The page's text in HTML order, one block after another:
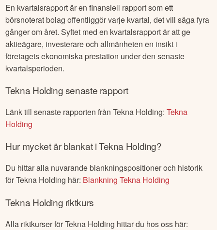
En kvartalsrapport är en finansiell rapport som ett
börsnoterat bolag offentliggör varje kvartal, det vill säga fyra
gånger om året. Syftet med en kvartalsrapport är att ge
aktieägare, investerare och allmänheten en insikt i
företagets ekonomiska prestation under den senaste
kvartalsperioden.
Tekna Holdingsenaste rapport
Länk till senaste rapporten frånTekna Holding:Tekna
Holding
Hur mycket är blankat iTekna Holding?
Du hittar alla nuvarande blankningspositioner och historik
förTekna Holding här: BlankningTekna Holding
Tekna Holding riktkurs
Alla riktkurser förTekna Holding hittar du hos oss här: